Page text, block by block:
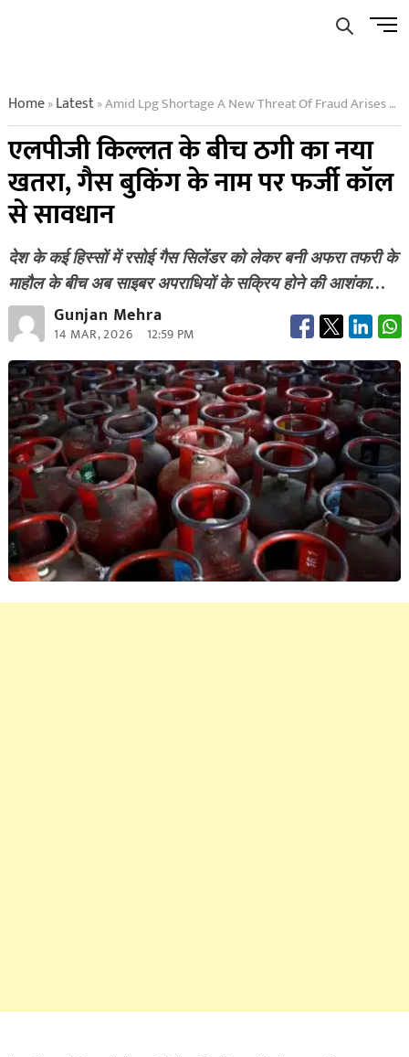
Menu
Home»Latest»Amid Lpg Shortage A New Threat Of Fraud Arises Beware Of Fake Calls In The Name Of Gas Booking
एलपीजी किल्लत के बीच ठगी का नया
खतरा, गैस बुकिंग के नाम पर फर्जी कॉल
से सावधान
देश के कई हिस्सों में रसोई गैस सिलेंडर को लेकर बनी अफरा तफरी के
माहौल के बीच अब साइबर अपराधियों के सक्रिय होने की आशंका…
Gunjan Mehra
14 MAR, 2026 12:59 PM